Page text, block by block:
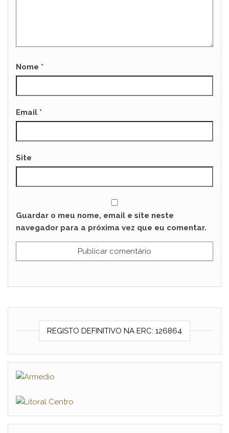
Nome *
Email *
Site
Guardar o meu nome, email e site neste
navegador para a próxima vez que eu comentar.
REGISTO DEFINITIVO NA ERC: 126864